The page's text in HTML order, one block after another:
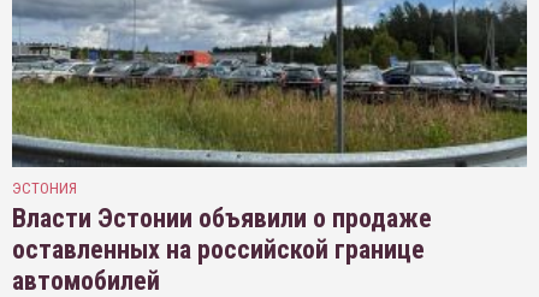
ЭСТОНИЯ
Власти Эстонии объявили о продаже
оставленных на российской границе
автомобилей